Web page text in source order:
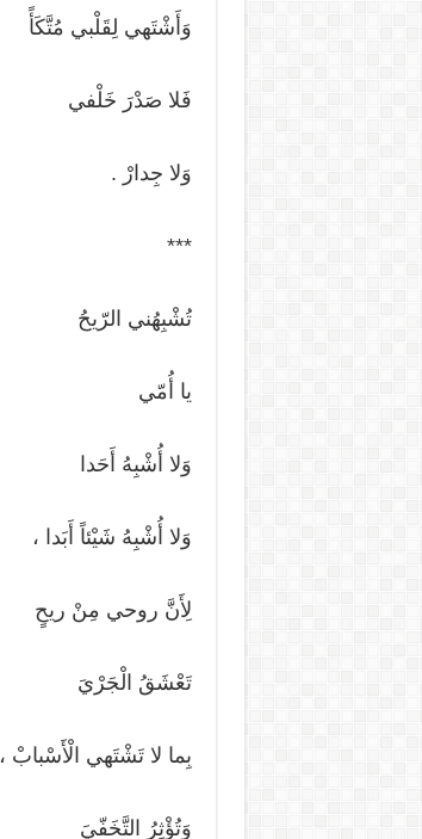
وَأَشْتَهي لِقَلْبي مُتَّكَأً
فَلا صَدْرَ خَلْفي
وَلا جِدارْ .
***
تُشْبِهُني الرّيحُ
يا أُمّي
وَلا أُشْبِهُ أَحَدا
وَلا أُشْبِهُ شَيْئاً أَبَدا ،
لِأَنَّ روحي مِنْ ريحٍ
تَعْشَقُ الْجَرْيَ
بِما لا تَشْتَهي الْأَسْبابْ ،
وَتُؤْثِرُ التَّخَفّيَ